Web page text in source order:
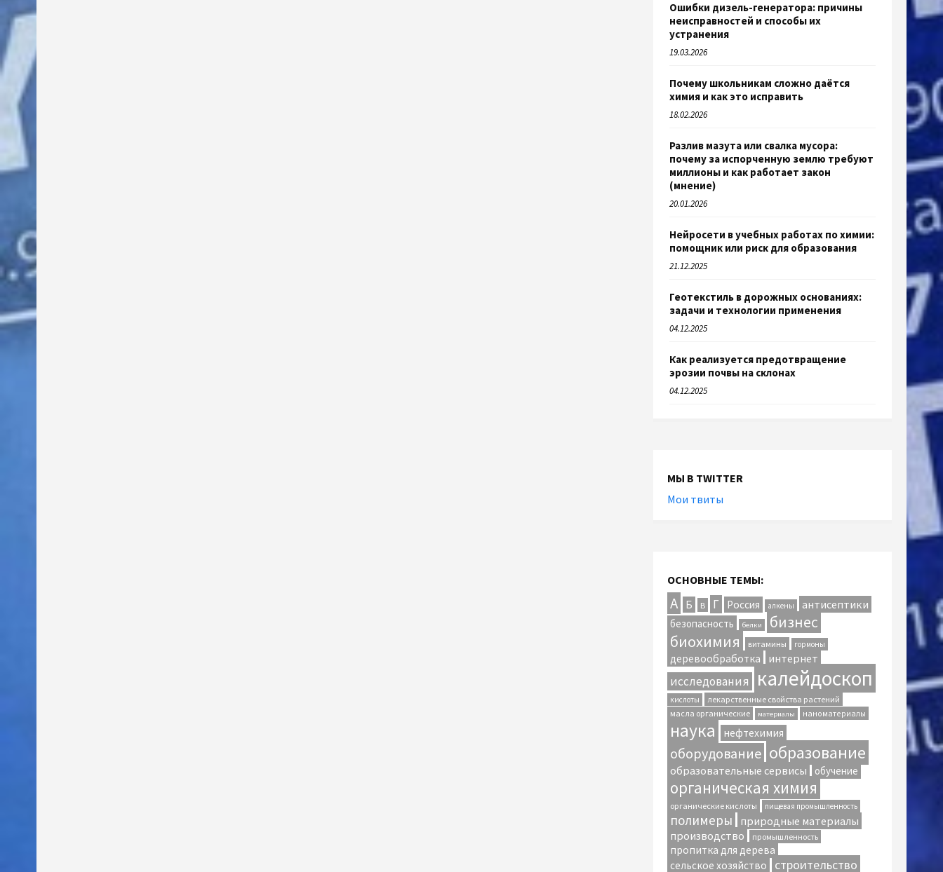
Ошибки дизель-генератора: причины
неисправностей и способы их
устранения
19.03.2026
Почему школьникам сложно даётся
химия и как это исправить
18.02.2026
Разлив мазута или свалка мусора:
почему за испорченную землю требуют
миллионы и как работает закон
(мнение)
20.01.2026
Нейросети в учебных работах по химии:
помощник или риск для образования
21.12.2025
Геотекстиль в дорожных основаниях:
задачи и технологии применения
04.12.2025
Как реализуется предотвращение
эрозии почвы на склонах
04.12.2025
МЫ В TWITTER
Мои твиты
ОСНОВНЫЕ ТЕМЫ:
А Б В Г Россия алкены антисептики
безопасность белки бизнес
биохимия витамины гормоны
деревообработка интернет
исследования калейдоскоп
кислоты
лекарственные свойства растений
масла органические
материалы наноматериалы
наука нефтехимия
оборудование образование
образовательные сервисы обучение
органическая химия
органические кислоты пищевая промышленность
полимеры
природные материалы
производство
промышленность
пропитка для дерева
сельское хозяйство
строительство